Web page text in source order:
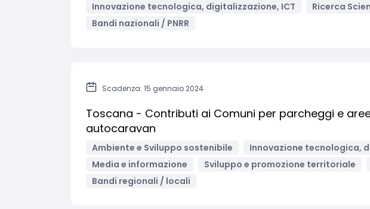
Innovazione tecnologica, digitalizzazione, ICT Ricerca
Bandi nazionali / PNRR
Scadenza: 15 gennaio 2024
Toscana - Contributi ai Comuni per parcheggi e
autocaravan
Ambiente e Sviluppo sostenibile
Innovazione tecnologica,
Media e informazione
Sviluppo e promozione territoriale
Bandi regionali / locali